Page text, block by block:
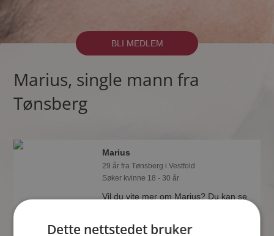
BLI MEDLEM
Marius, single mann fra
Tønsberg
Marius
29 år fra Tønsberg i Vestfold
Søker kvinne 18 - 30 år
Vil du vite mer om Marius? Du kan se
Møteplassen.
Dette nettstedet bruker